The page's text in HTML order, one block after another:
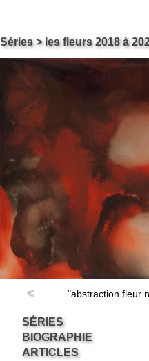
Skip
content
Carol ossipow
Le site de Carol Ossipow, Artiste
Séries> les fleurs 2018 à
< "abstraction fleur
SÉRIES
BIOGRAPHIE
ARTICLES